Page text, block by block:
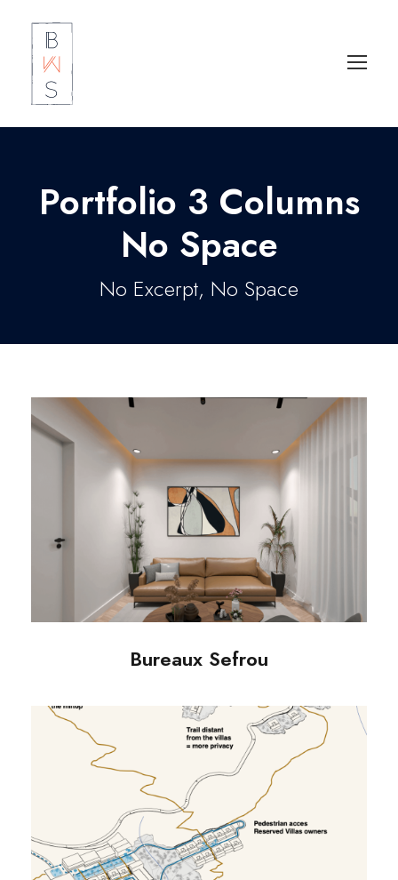
Portfolio 3 Columns
No Space
No Excerpt, No Space
Bureaux Sefrou
Bureaux Sefrou
Eco Lodge Dar Menara